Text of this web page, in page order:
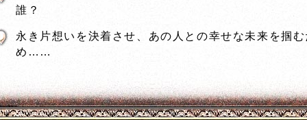
誰？
永き片想いを決着させ、あの人との幸せな未来を掴
め……